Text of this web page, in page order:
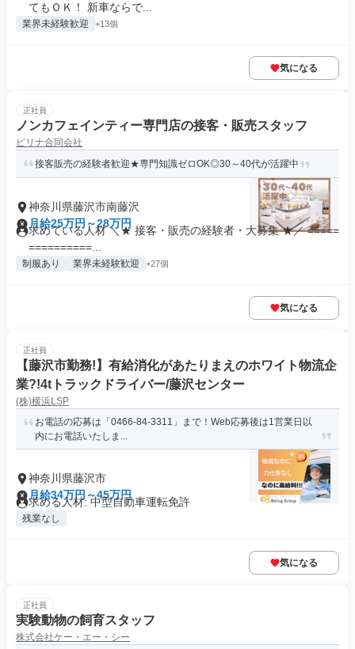
てもＯＫ！ 新車ならで...
業界未経験歓迎 +13個
気になる
正社員
ノンカフェインティー専門店の接客・販売スタッフ
ピリナ合同会社
接客販売の経験者歓迎★専門知識ゼロOK◎30～40代が活躍中
神奈川県藤沢市南藤沢
月給25万円～28万円
求めている人材 ＼★ 接客・販売の経験者・大募集 ★／ =====
==========...
制服あり 業界未経験歓迎 +27個
気になる
正社員
【藤沢市勤務!】有給消化があたりまえのホワイト物流企
業?!4tトラックドライバー/藤沢センター
(株)横浜LSP
お電話の応募は「0466-84-3311」まで！Web応募後は1営業日以
内にお電話いたしま...
神奈川県藤沢市
月給34万円～45万円
求める人材: 中型自動車運転免許
残業なし
気になる
正社員
実験動物の飼育スタッフ
株式会社ケー・エー・シー